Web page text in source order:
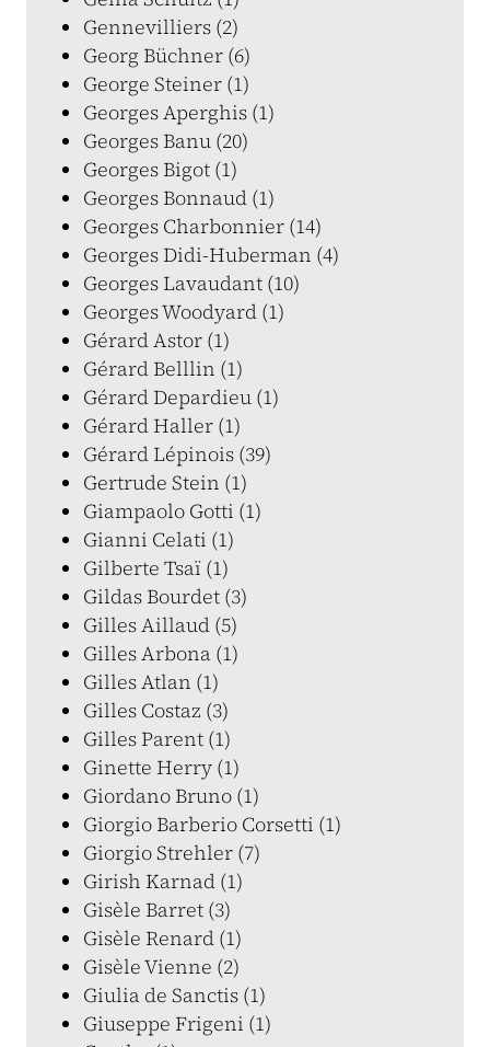
Gennevilliers (2)
Georg Büchner (6)
George Steiner (1)
Georges Aperghis (1)
Georges Banu (20)
Georges Bigot (1)
Georges Bonnaud (1)
Georges Charbonnier (14)
Georges Didi-Huberman (4)
Georges Lavaudant (10)
Georges Woodyard (1)
Gérard Astor (1)
Gérard Belllin (1)
Gérard Depardieu (1)
Gérard Haller (1)
Gérard Lépinois (39)
Gertrude Stein (1)
Giampaolo Gotti (1)
Gianni Celati (1)
Gilberte Tsaï (1)
Gildas Bourdet (3)
Gilles Aillaud (5)
Gilles Arbona (1)
Gilles Atlan (1)
Gilles Costaz (3)
Gilles Parent (1)
Ginette Herry (1)
Giordano Bruno (1)
Giorgio Barberio Corsetti (1)
Giorgio Strehler (7)
Girish Karnad (1)
Gisèle Barret (3)
Gisèle Renard (1)
Gisèle Vienne (2)
Giulia de Sanctis (1)
Giuseppe Frigeni (1)